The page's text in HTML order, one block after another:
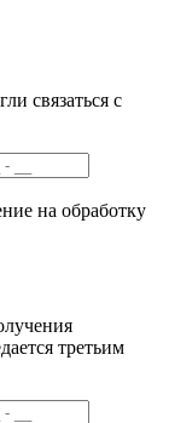
связаться с
на обработку
третьим